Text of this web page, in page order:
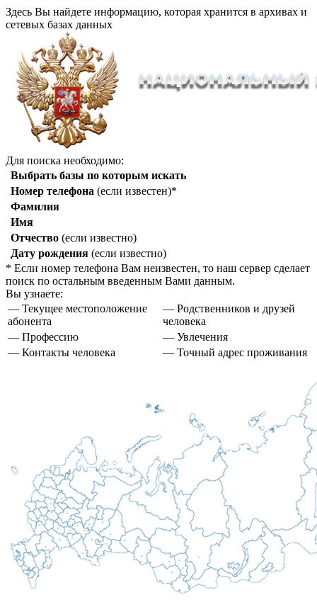
Здесь Вы найдете информацию, которая хранится в архивах и
сетевых базах данных
Для поиска необходимо:
Выбрать базы по которым искать
Номер телефона (если известен)*
Фамилия
Имя
Отчество (если известно)
Дату рождения (если известно)
* Если номер телефона Вам неизвестен, то наш сервер сделает
поиск по остальным введенным Вами данным.
Вы узнаете:
— Текущее местоположение
абонента
— Родственников и друзей
человека
— Профессию
— Увлечения
— Контакты человека
— Точный адрес проживания